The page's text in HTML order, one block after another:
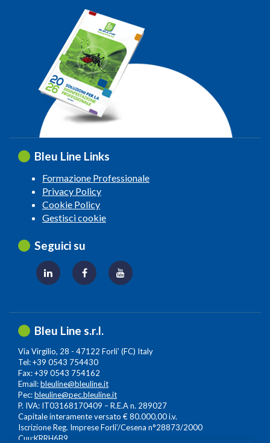
Bleu Line Links
Formazione Professionale
Privacy Policy
Cookie Policy
Gestisci cookie
Seguici su
Bleu Line s.r.l.
Via Virgilio, 28 - 47122 Forli’ (FC) Italy
Tel: +39 0543 754430
Fax: +39 0543 754162
Email:bleuline@bleuline.it
Pec:bleuline@pec.bleuline.it
P. IVA: IT03168170409 – R.E.A n. 289027
Capitale interamente versato € 80.000,00 i.v.
Iscrizione Reg. Imprese Forli’/Cesena n°28873/2000
Cuu:KRRH6B9